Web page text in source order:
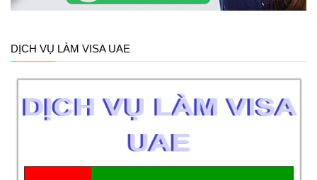
DỊCH VỤ LÀM VISA UAE